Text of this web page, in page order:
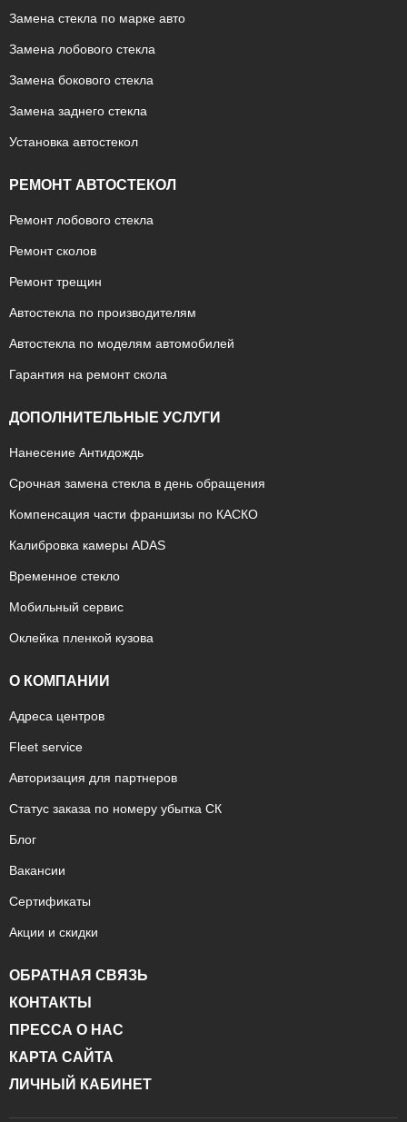
Замена стекла по марке авто
Замена лобового стекла
Замена бокового стекла
Замена заднего стекла
Установка автостекол
РЕМОНТ АВТОСТЕКОЛ
Ремонт лобового стекла
Ремонт сколов
Ремонт трещин
Автостекла по производителям
Автостекла по моделям автомобилей
Гарантия на ремонт скола
ДОПОЛНИТЕЛЬНЫЕ УСЛУГИ
Нанесение Антидождь
Срочная замена стекла в день обращения
Компенсация части франшизы по КАСКО
Калибровка камеры ADAS
Временное стекло
Мобильный сервис
Оклейка пленкой кузова
О КОМПАНИИ
Адреса центров
Fleet service
Авторизация для партнеров
Статус заказа по номеру убытка СК
Блог
Вакансии
Сертификаты
Акции и скидки
ОБРАТНАЯ СВЯЗЬ
КОНТАКТЫ
ПРЕССА О НАС
КАРТА САЙТА
ЛИЧНЫЙ КАБИНЕТ